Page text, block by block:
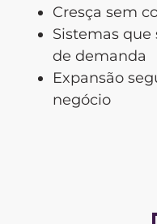
Cresça sem
Sistemas
de demanda
Expansão
negócio